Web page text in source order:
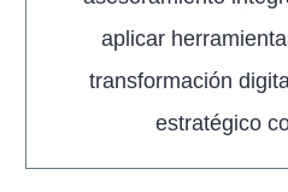
aplicar
transformación
estratégico